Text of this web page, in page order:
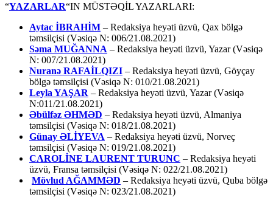
“YAZARLAR“IN MÜSTƏQİL YAZARLARI:
Aytac İBRAHİM – Redaksiya heyəti üzvü, Qax bölgə
təmsilçisi (Vəsiqə N: 006/21.08.2021)
Səma MUĞANNA – Redaksiya heyəti üzvü, Yazar (Vəsiqə
N: 007/21.08.2021)
Nuranə RAFAİLQIZI – Redaksiya heyəti üzvü, Göyçay
bölgə təmsilçisi (Vəsiqə N: 010/21.08.2021)
Leyla YAŞAR – Redaksiya heyəti üzvü, Yazar (Vəsiqə
N:011/21.08.2021)
Əbülfəz ƏHMƏD – Redaksiya heyəti üzvü, Almaniya
təmsilçisi (Vəsiqə N: 018/21.08.2021)
Günay ƏLİYEVA – Redaksiya heyəti üzvü, Norveç
təmsilçisi (Vəsiqə N: 019/21.08.2021)
CAROLİNE LAURENT TURUNC – Redaksiya heyəti
üzvü, Fransa təmsilçisi (Vəsiqə N: 022/21.08.2021)
Mövlud AĞAMMƏD – Redaksiya heyəti üzvü, Quba bölgə
təmsilçisi (Vəsiqə N: 023/21.08.2021)